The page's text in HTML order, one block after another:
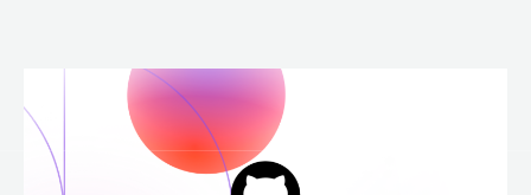
para
conteúdo